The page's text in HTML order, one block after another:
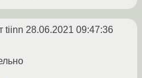
tiinn 28.06.2021 09:47:36